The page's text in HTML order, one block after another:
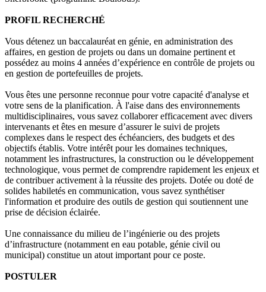
PROFIL RECHERCHÉ
Vous détenez un baccalauréat en génie, en administration des
affaires, en gestion de projets ou dans un domaine pertinent et
possédez au moins 4 années d’expérience en contrôle de projets ou
en gestion de portefeuilles de projets.
Vous êtes une personne reconnue pour votre capacité d'analyse et
votre sens de la planification. À l'aise dans des environnements
multidisciplinaires, vous savez collaborer efficacement avec divers
intervenants et êtes en mesure d’assurer le suivi de projets
complexes dans le respect des échéanciers, des budgets et des
objectifs établis. Votre intérêt pour les domaines techniques,
notamment les infrastructures, la construction ou le développement
technologique, vous permet de comprendre rapidement les enjeux et
de contribuer activement à la réussite des projets. Dotée ou doté de
solides habiletés en communication, vous savez synthétiser
l'information et produire des outils de gestion qui soutiennent une
prise de décision éclairée.
Une connaissance du milieu de l’ingénierie ou des projets
d’infrastructure (notamment en eau potable, génie civil ou
municipal) constitue un atout important pour ce poste.
POSTULER